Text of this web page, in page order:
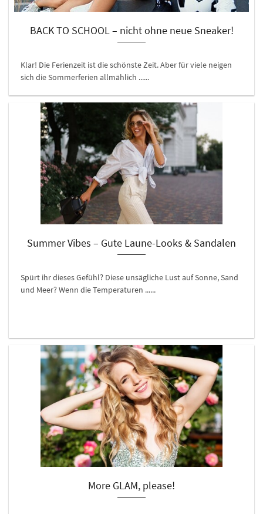
BACK TO SCHOOL – nicht ohne neue Sneaker!
Klar! Die Ferienzeit ist die schönste Zeit. Aber für viele neigen
sich die Sommerferien allmählich ......
Summer Vibes – Gute Laune-Looks & Sandalen
Spürt ihr dieses Gefühl? Diese unsägliche Lust auf Sonne, Sand
und Meer? Wenn die Temperaturen ......
More GLAM, please!